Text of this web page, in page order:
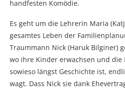
handfesten Komödie.
Es geht um die Lehrerin Maria
gesamtes Leben der
Traummann Nick (Haruk Bilginer)
wo ihre Kinder erwachsen und die
sowieso längst Geschichte ist,
wagt. Dass Nick sie dank